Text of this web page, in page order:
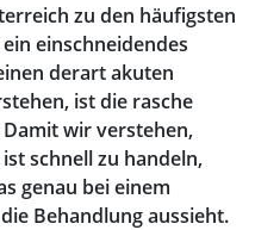
zu den häufigsten
einschneidendes
derart akuten
ist die rasche
wir verstehen,
schnell zu handeln,
genau bei einem
Behandlung aussieht.